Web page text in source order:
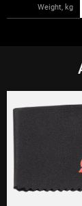
Weight, kg